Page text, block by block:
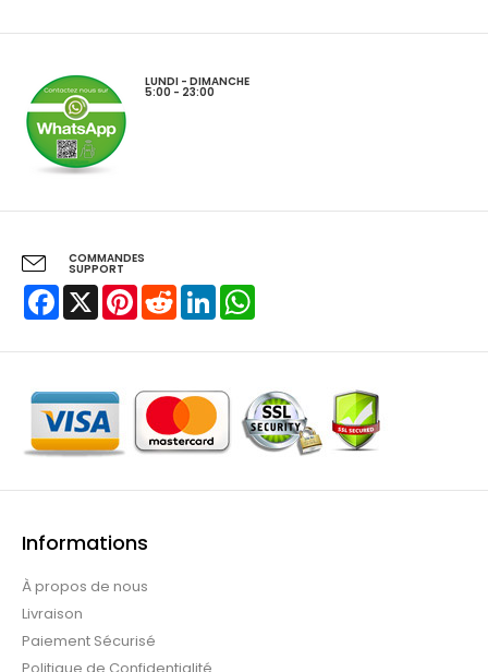
LUNDI - DIMANCHE
5:00 - 23:00
COMMANDES
SUPPORT
Facebook
X PinterestRedditLinkedIn
Informations
À propos de nous
Livraison
Paiement Sécurisé